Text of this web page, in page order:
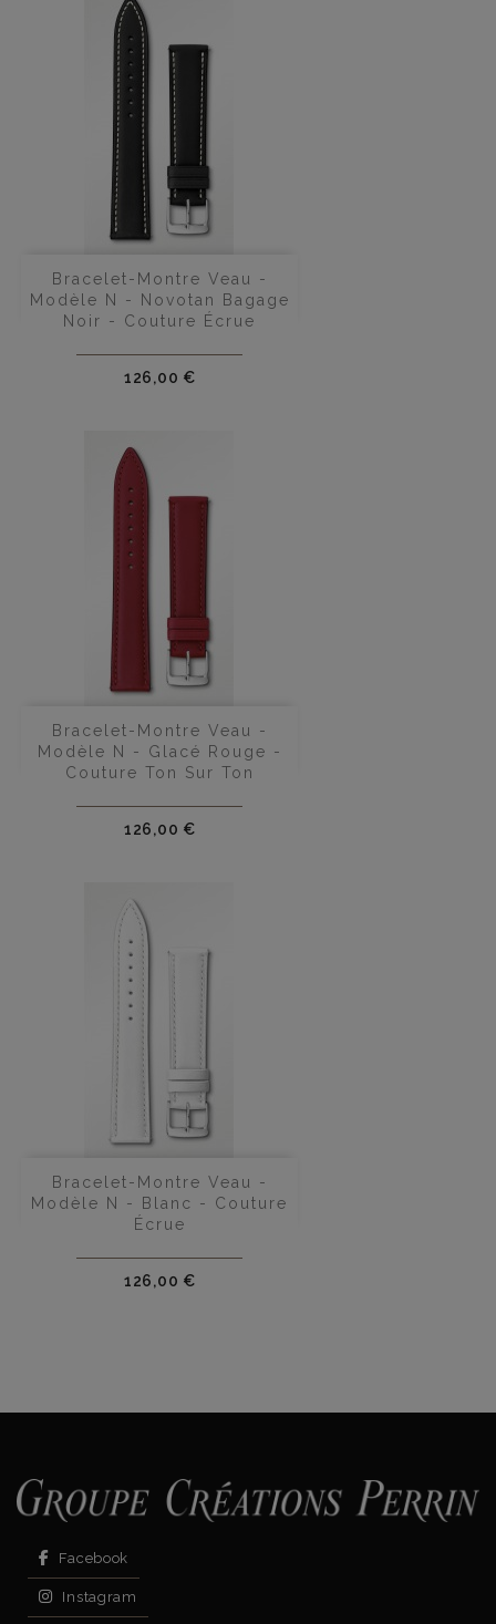
Bracelet-Montre Veau -
Modèle N - Novotan Bagage
Noir - Couture Écrue
Prix
126,00 €
Bracelet-Montre Veau -
Modèle N - Glacé Rouge -
Couture Ton Sur Ton
Prix
126,00 €
Bracelet-Montre Veau -
Modèle N - Blanc - Couture
Écrue
Prix
126,00 €
Facebook
Instagram